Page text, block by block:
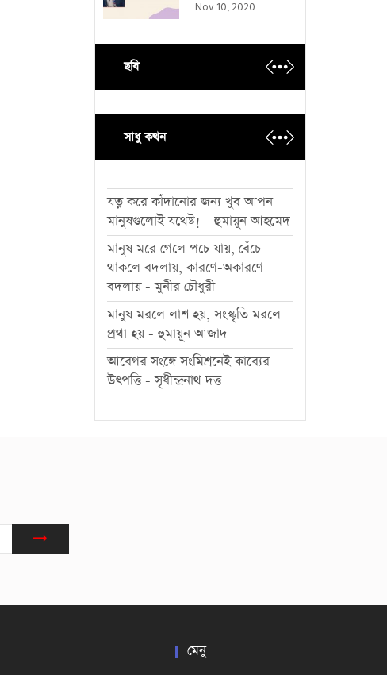
Nov 10, 2020
ছবি
সাধু কথন
যত্ন করে কাঁদানোর জন্য খুব আপন
মানুষগুলোই যথেষ্ট! - হুমায়ূন আহমেদ
মানুষ মরে গেলে পচে যায়, বেঁচে
থাকলে বদলায়, কারণে-অকারণে
বদলায় - মুনীর চৌধুরী
মানুষ মরলে লাশ হয়, সংস্কৃতি মরলে
প্রথা হয় - হুমায়ূন আজাদ
আবেগর সংঙ্গে সংমিশ্রনেই কাব্যের
উৎপত্তি - সৃধীন্দ্রনাথ দত্ত
মেনু